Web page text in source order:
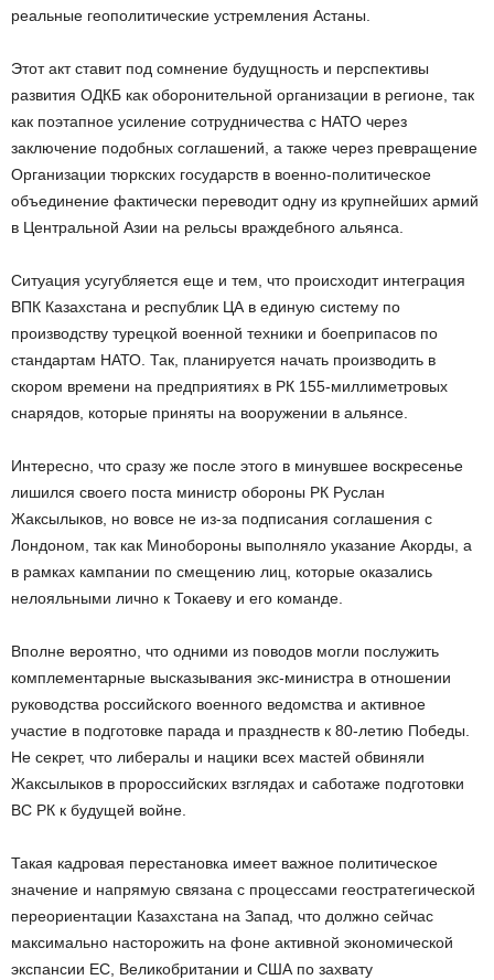
реальные геополитические устремления Астаны.
Этот акт ставит под сомнение будущность и перспективы
развития ОДКБ как оборонительной организации в регионе, так
как поэтапное усиление сотрудничества с НАТО через
заключение подобных соглашений, а также через превращение
Организации тюркских государств в военно-политическое
объединение фактически переводит одну из крупнейших армий
в Центральной Азии на рельсы враждебного альянса.
Ситуация усугубляется еще и тем, что происходит интеграция
ВПК Казахстана и республик ЦА в единую систему по
производству турецкой военной техники и боеприпасов по
стандартам НАТО. Так, планируется начать производить в
скором времени на предприятиях в РК 155-миллиметровых
снарядов, которые приняты на вооружении в альянсе.
Интересно, что сразу же после этого в минувшее воскресенье
лишился своего поста министр обороны РК Руслан
Жаксылыков, но вовсе не из-за подписания соглашения с
Лондоном, так как Минобороны выполняло указание Акорды, а
в рамках кампании по смещению лиц, которые оказались
нелояльными лично к Токаеву и его команде.
Вполне вероятно, что одними из поводов могли послужить
комплементарные высказывания экс-министра в отношении
руководства российского военного ведомства и активное
участие в подготовке парада и празднеств к 80-летию Победы.
Не секрет, что либералы и нацики всех мастей обвиняли
Жаксылыков в пророссийских взглядах и саботаже подготовки
ВС РК к будущей войне.
Такая кадровая перестановка имеет важное политическое
значение и напрямую связана с процессами геостратегической
переориентации Казахстана на Запад, что должно сейчас
максимально насторожить на фоне активной экономической
экспансии ЕС, Великобритании и США по захвату